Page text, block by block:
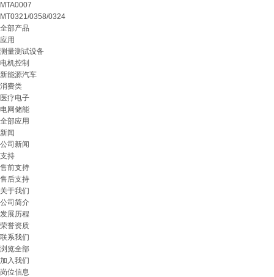
MTA0007
MT0321/0358/0324
全部产品
应用
测量测试设备
电机控制
新能源汽车
消费类
医疗电子
电网储能
全部应用
新闻
公司新闻
支持
售前支持
售后支持
关于我们
公司简介
发展历程
荣誉资质
联系我们
浏览全部
加入我们
岗位信息